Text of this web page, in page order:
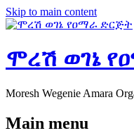
Skip to main content
ሞረሽ ወገኔ
Moresh Wegenie Amara
Main menu